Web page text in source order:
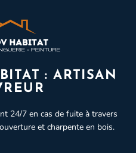
: ARTISAN
24/7 en cas de fuite à travers
et charpente en bois.